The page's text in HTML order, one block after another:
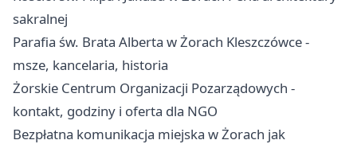
sakralnej
Parafia św. Brata Alberta w Żorach Kleszczówce -
msze, kancelaria, historia
Żorskie Centrum Organizacji Pozarządowych -
kontakt, godziny i oferta dla NGO
Bezpłatna komunikacja miejska w Żorach jak